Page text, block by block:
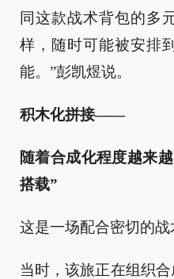
同这款战术背包的多
样，随时可能被安排
能。”彭凯煜说。
积木化拼接——
随着合成化程度越来
搭载”
这是一场配合密切的战
当时，该旅正在组织